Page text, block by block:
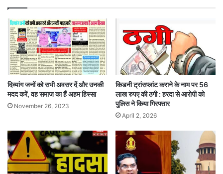
दिव्यांग जनों को सभी अवसर दें और उनकी
मदद करें, वह समाज का हैं अहम हिस्सा
November 26, 2023
किडनी ट्रांसप्लांट कराने के नाम पर 56
लाख रुपए की ठगी : हरदा से आरोपी को
पुलिस ने किया गिरफ्तार
April 2, 2026